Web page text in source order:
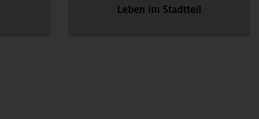
Leben im Stadtteil